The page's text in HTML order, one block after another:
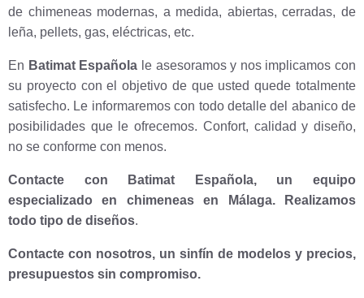
de chimeneas modernas, a medida, abiertas, cerradas, de
leña, pellets, gas, eléctricas, etc.
En Batimat Española le asesoramos y nos implicamos con
su proyecto con el objetivo de que usted quede totalmente
satisfecho. Le informaremos con todo detalle del abanico de
posibilidades que le ofrecemos. Confort, calidad y diseño,
no se conforme con menos.
Contacte con Batimat Española, un equipo
especializado en chimeneas en Málaga. Realizamos
todo tipo de diseños.
Contacte con nosotros, un sinfín de modelos y precios,
presupuestos sin compromiso.